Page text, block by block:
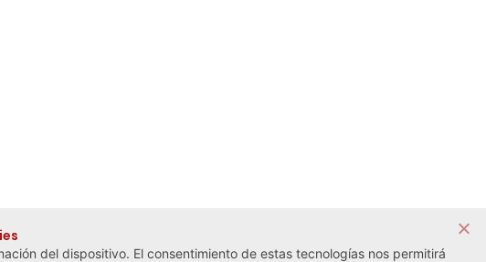
del dispositivo. El consentimiento de estas tecnologías nos permitirá